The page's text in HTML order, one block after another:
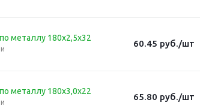
металлу 180х2,5х32
60.45 руб./шт
металлу 180х3,0х22
65.80 руб./шт